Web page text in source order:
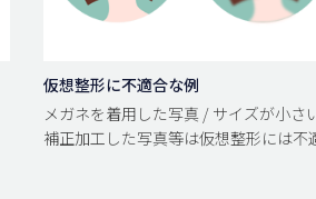
仮想整形に不適合な例
メガネを着用した写真 / サイズが小
補正加工した写真等は仮想整形には不